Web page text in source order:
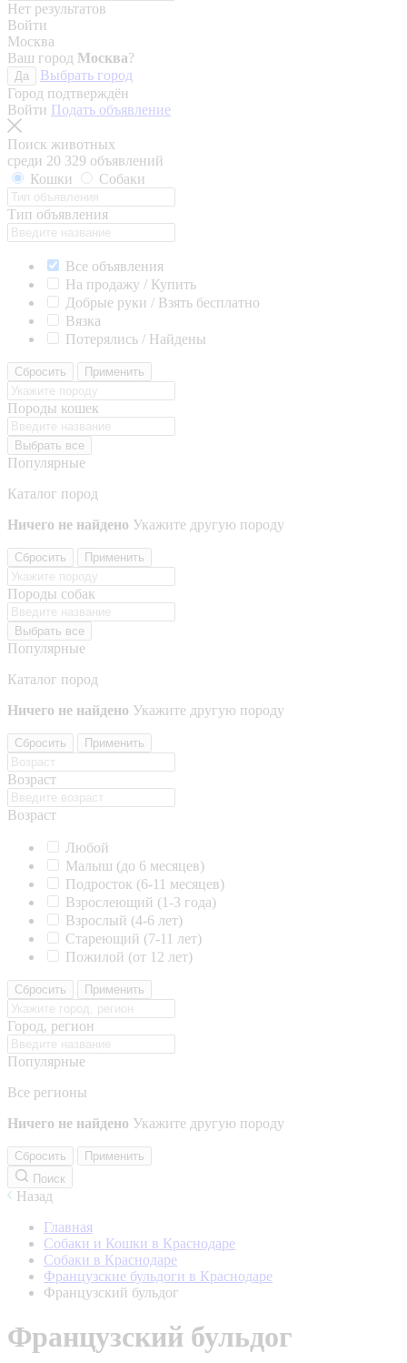
Нет результатов
Войти
Москва
Ваш город Москва?
Да
Выбрать город
Город подтверждён
Войти Подать объявление
Поиск животных
среди 20 329 объявлений
Кошки
Собаки
Тип объявления
Все объявления
На продажу / Купить
Добрые руки / Взять бесплатно
Вязка
Потерялись / Найдены
Сбросить Применить
Породы кошек
Выбрать все
Популярные
Каталог пород
Ничего не найдено Укажите другую породу
Сбросить Применить
Породы собак
Выбрать все
Популярные
Каталог пород
Ничего не найдено Укажите другую породу
Сбросить Применить
Возраст
Возраст
Любой
Малыш (до 6 месяцев)
Подросток (6-11 месяцев)
Взрослеющий (1-3 года)
Взрослый (4-6 лет)
Стареющий (7-11 лет)
Пожилой (от 12 лет)
Сбросить Применить
Город, регион
Популярные
Все регионы
Ничего не найдено Укажите другую породу
Сбросить
Применить
Поиск
Назад
Главная
Собаки и Кошки в Краснодаре
Собаки в Краснодаре
Французские бульдоги в Краснодаре
Французский бульдог
Французский бульдог